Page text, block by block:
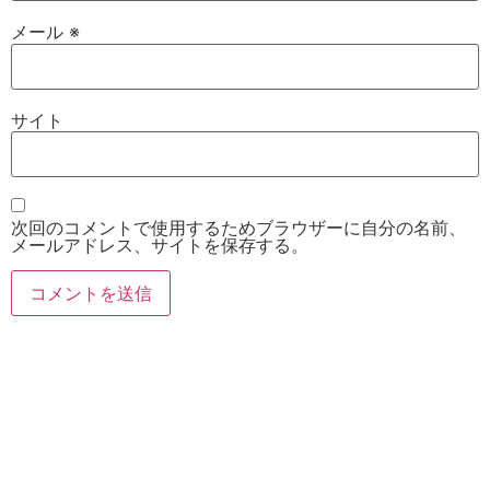
メール ※
サイト
次回のコメントで使用するためブラウザーに自分の名前、
メールアドレス、サイトを保存する。